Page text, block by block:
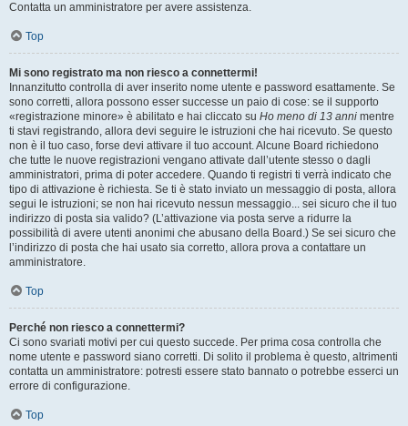
Contatta un amministratore per avere assistenza.
Top
Mi sono registrato ma non riesco a connettermi!
Innanzitutto controlla di aver inserito nome utente e password esattamente. Se
sono corretti, allora possono esser successe un paio di cose: se il supporto
«registrazione minore» è abilitato e hai cliccato su Ho meno di 13 anni mentre
ti stavi registrando, allora devi seguire le istruzioni che hai ricevuto. Se questo
non è il tuo caso, forse devi attivare il tuo account. Alcune Board richiedono
che tutte le nuove registrazioni vengano attivate dall’utente stesso o dagli
amministratori, prima di poter accedere. Quando ti registri ti verrà indicato che
tipo di attivazione è richiesta. Se ti è stato inviato un messaggio di posta, allora
segui le istruzioni; se non hai ricevuto nessun messaggio... sei sicuro che il tuo
indirizzo di posta sia valido? (L’attivazione via posta serve a ridurre la
possibilità di avere utenti anonimi che abusano della Board.) Se sei sicuro che
l’indirizzo di posta che hai usato sia corretto, allora prova a contattare un
amministratore.
Top
Perché non riesco a connettermi?
Ci sono svariati motivi per cui questo succede. Per prima cosa controlla che
nome utente e password siano corretti. Di solito il problema è questo, altrimenti
contatta un amministratore: potresti essere stato bannato o potrebbe esserci un
errore di configurazione.
Top